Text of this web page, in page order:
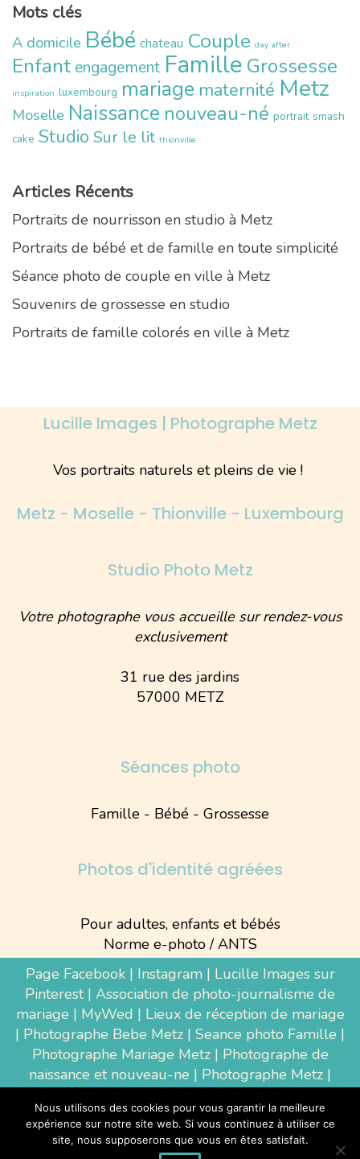
Mots clés
A domicile Bébé chateau Couple day after
Enfant engagement Famille Grossesse
inspiration luxembourg mariage maternité Metz
Moselle Naissance nouveau-né portrait smash
cake Studio Sur le lit thionville
Articles Récents
Portraits de nourrisson en studio à Metz
Portraits de bébé et de famille en toute simplicité
Séance photo de couple en ville à Metz
Souvenirs de grossesse en studio
Portraits de famille colorés en ville à Metz
Lucille Images | Photographe Metz
Vos portraits naturels et pleins de vie !
Metz - Moselle - Thionville - Luxembourg
Studio Photo Metz
Votre photographe vous accueille sur rendez-vous
exclusivement
31 rue des jardins
57000 METZ
Séances photo
Famille - Bébé - Grossesse
Photos d'identité agréées
Pour adultes, enfants et bébés
Norme e-photo / ANTS
Page Facebook| Instagram| Lucille Images sur
Pinterest| Association de photo-journalisme de
mariage | MyWed | Lieux de réception de mariage
| Photographe Bebe Metz | Seance photo Famille |
Photographe Mariage Metz| Photographe de
naissance et nouveau-ne | Photographe Metz |
Luxembourg|Photographe Thionville|
Photographe d'entreprise Metz
Nous utilisons des cookies pour vous garantir la meilleure
expérience sur notre site web. Si vous continuez à utiliser ce
site, nous supposerons que vous en êtes satisfait.